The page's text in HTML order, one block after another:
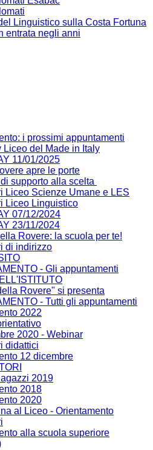
Linguistico sulla Costa Fortuna
entrata negli anni
i prossimi appuntamenti
Liceo del Made in Italy
11/01/2025
apre le porte
supporto alla scelta
Liceo Scienze Umane e LES
Liceo Linguistico
07/12/2024
23/11/2024
Rovere: la scuola per te!
di indirizzo
- Gli appuntamenti
Rovere" si presenta
- Tutti gli appuntamenti
2022
2020 - Webinar
didattici
12 dicembre
2019
2018
2020
al Liceo - Orientamento
alla scuola superiore